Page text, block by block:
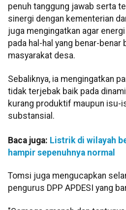
penuh tanggung jawab serta
sinergi dengan kementerian
juga mengingatkan agar
pada hal-hal yang benar-benar
masyarakat desa.
Sebaliknya, ia mengingatkan
tidak terjebak baik pada
kurang produktif maupun isu-
substansial.
Baca juga: Listrik di wilayah
hampir sepenuhnya normal
Tomsi juga mengucapkan
pengurus DPP APDESI yang